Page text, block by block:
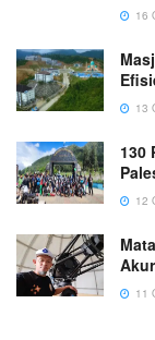
16
13
130
12
11